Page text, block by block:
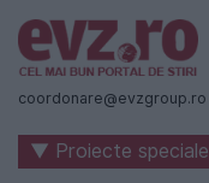
Știri
naționale
internaționale
coordonare@evzgroup.ro
▼ Proiecte speciale